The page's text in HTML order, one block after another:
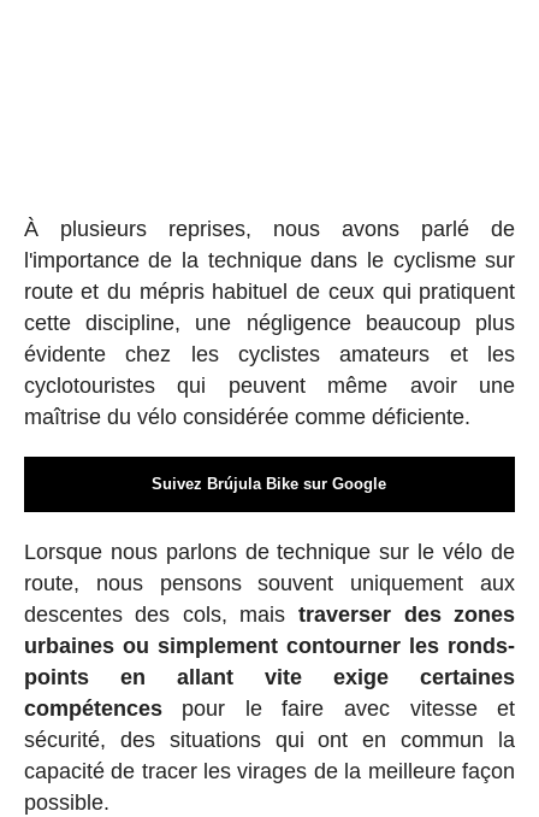
À plusieurs reprises, nous avons parlé de
l'importance de la technique dans le cyclisme sur
route et du mépris habituel de ceux qui pratiquent
cette discipline, une négligence beaucoup plus
évidente chez les cyclistes amateurs et les
cyclotouristes qui peuvent même avoir une
maîtrise du vélo considérée comme déficiente.
Suivez Brújula Bike sur Google
Lorsque nous parlons de technique sur le vélo de
route, nous pensons souvent uniquement aux
descentes des cols, maistraverser des zones
urbaines ou simplement contourner les ronds-
points en allant vite exige certaines
compétences pour le faire avec vitesse et
sécurité, des situations qui ont en commun la
capacité de tracer les virages de la meilleure façon
possible.